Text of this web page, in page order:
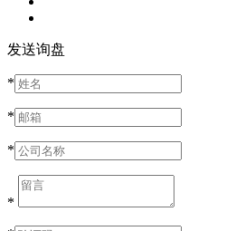
发送询盘
*
*
*
*